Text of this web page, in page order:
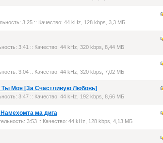
3:25 :: Качество: 44 kHz, 128 kbps, 3,3 МБ
3:41 :: Качество: 44 kHz, 320 kbps, 8,44 МБ
3:04 :: Качество: 44 kHz, 320 kbps, 7,02 МБ
Ты Моя [За Счастливую Любовь]
3:47 :: Качество: 44 kHz, 192 kbps, 8,66 МБ
ма дига
3:53 :: Качество: 44 kHz, 128 kbps, 4,13 МБ